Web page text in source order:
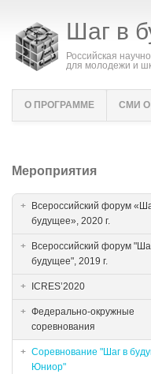
Шаг в
Российская
для молодежи и
О ПРОГРАММЕ СМИ
Мероприятия
Всероссийский форум
будущее», 2020 г.
Всероссийский форум
будущее", 2019 г.
ICRES’2020
Федерально-окружные
соревнования
Соревнование "Шаг в
Юниор"